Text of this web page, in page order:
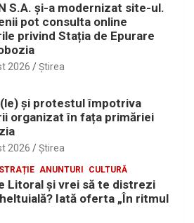
S.A. și-a modernizat site-ul.
pot consulta online
privind Stația de Epurare
2026 Ştirea
și protestul împotriva
organizat în fața primăriei
2026 Ştirea
ANUNTURI CULTURĂ
Litoral şi vrei să te distrezi
Iată oferta „În ritmul